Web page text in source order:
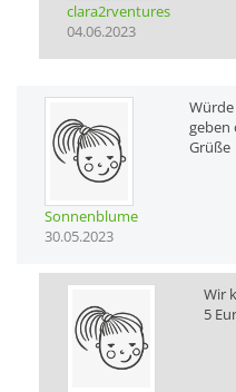
clara2rventures
04.06.2023
Sonnenblume
30.05.2023
geben
Grüße
Wir
5